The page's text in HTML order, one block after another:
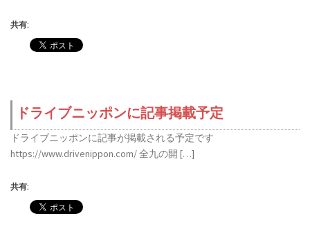
共有:
ドライブニッポンに記事掲載予定
ドライブニッポンに記事が掲載される予定です
https://www.drivenippon.com/ 全九の開 […]
共有: